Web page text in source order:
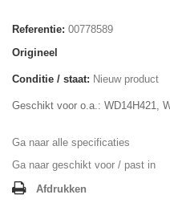
Referentie: 00778589
Origineel
Conditie / staat: Nieuw product
Geschikt voor o.a.: WD14H421,
Ga naar alle specificaties
Ga naar geschikt voor / past in
Afdrukken